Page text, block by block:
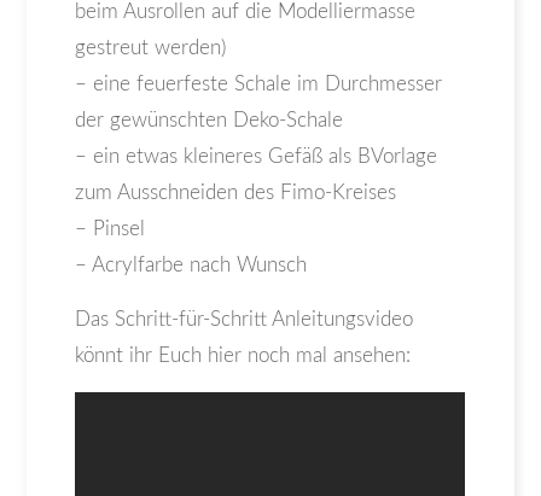
beim Ausrollen auf die Modelliermasse
gestreut werden)
– eine feuerfeste Schale im Durchmesser
der gewünschten Deko-Schale
– ein etwas kleineres Gefäß als BVorlage
zum Ausschneiden des Fimo-Kreises
– Pinsel
– Acrylfarbe nach Wunsch
Das Schritt-für-Schritt Anleitungsvideo
könnt ihr Euch hier noch mal ansehen: